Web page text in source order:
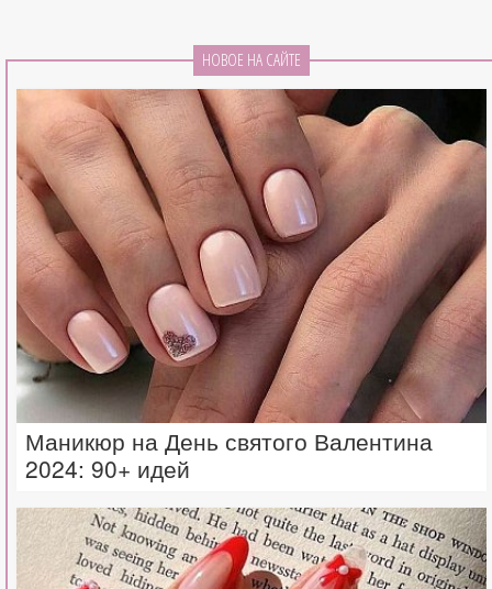
НОВОЕ НА САЙТЕ
Маникюр на День святого Валентина
2024: 90+ идей